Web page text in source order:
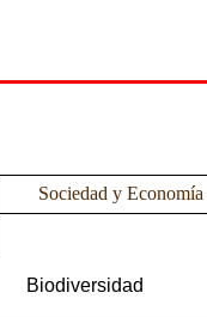
▼
Sociedad y Economía
Biodiversidad